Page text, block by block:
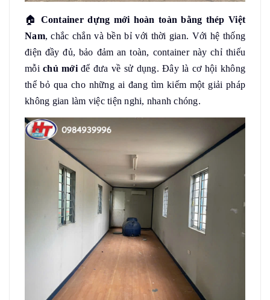
🏠
Container dựng mới hoàn toàn bằng thép Việt
Nam, chắc chắn và bền bỉ với thời gian. Với hệ thống
điện đầy đủ, bảo đảm an toàn, container này chỉ thiếu
mỗichủ mớiđể đưa về sử dụng. Đây là cơ hội không
thể bỏ qua cho những ai đang tìm kiếm một giải pháp
không gian làm việc tiện nghi, nhanh chóng.